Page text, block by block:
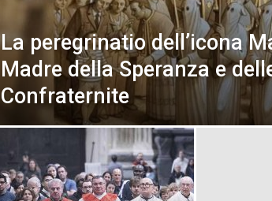
La peregrinatio dell’icona
Madre della Speranza e
Confraternite